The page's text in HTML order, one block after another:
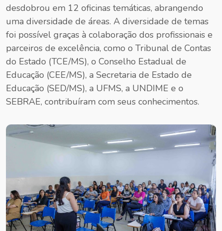
desdobrou em 12 oficinas temáticas, abrangendo
uma diversidade de áreas. A diversidade de temas
foi possível graças à colaboração dos profissionais e
parceiros de excelência, como o Tribunal de Contas
do Estado (TCE/MS), o Conselho Estadual de
Educação (CEE/MS), a Secretaria de Estado de
Educação (SED/MS), a UFMS, a UNDIME e o
SEBRAE, contribuíram com seus conhecimentos.